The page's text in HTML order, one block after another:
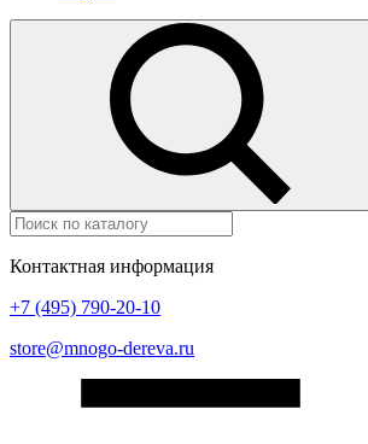
Контактная информация
+7 (495) 790-20-10
store@mnogo-dereva.ru